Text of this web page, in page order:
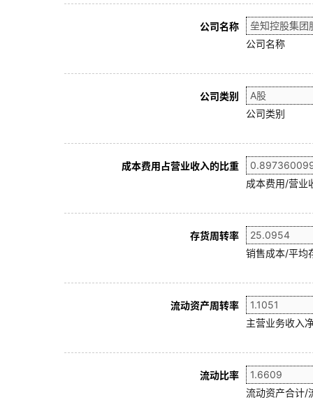
公司名称
公司名称
公司类别
公司类别
成本费用占营业收入的比重
成本费用/营业
存货周转率
销售成本/平均
流动资产周转率
主营业务收入
流动比率
流动资产合计/